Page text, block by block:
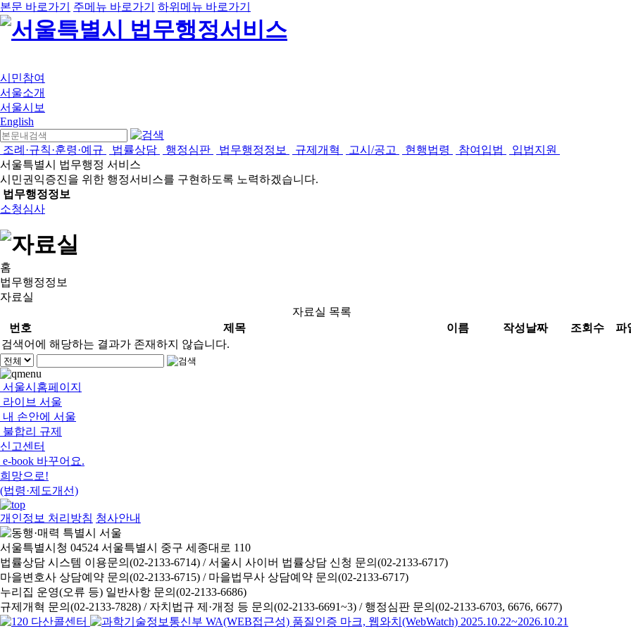
본문 바로가기 주메뉴 바로가기 하위메뉴 바로가기
시민참여
서울소개
서울시보
English
조례·규칙·훈령·예규 법률상담 행정심판 법무행정정보 규제개혁 고시/공고 현행법령 참여입법
입법지원
서울특별시 법무행정 서비스
시민권익증진을 위한 행정서비스를 구현하도록 노력하겠습니다.
법무행정정보
소청심사
홈
법무행정정보
자료실
자료실 목록
번호
제목 이름 작성날짜 조회수
파
검색어에 해당하는 결과가 존재하지 않습니다.
서울시홈페이지
라이브 서울
내 손안에 서울
불합리 규제
신고센터
e-book 바꾸어요.
희망으로!
(법령·제도개선)
개인정보 처리방침 청사안내
서울특별시청 04524 서울특별시 중구 세종대로 110
법률상담 시스템 이용문의(02-2133-6714) /서울시 사이버 법률상담 신청 문의(02-2133-6717)
마을변호사 상담예약 문의(02-2133-6715) / 마을법무사 상담예약 문의(02-2133-6717)
누리집 운영(오류 등) 일반사항 문의(02-2133-6686)
규제개혁 문의(02-2133-7828) / 자치법규 제·개정 등 문의(02-2133-6691~3) / 행정심판 문의(02-2133-6703, 6676, 6677)